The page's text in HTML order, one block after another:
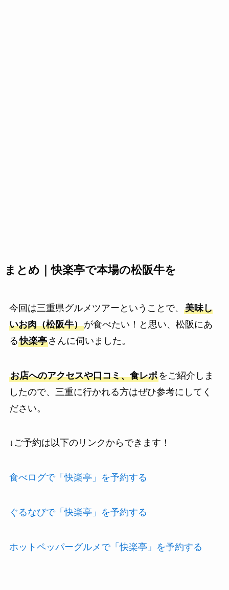
まとめ｜快楽亭で本場の松阪牛を
今回は三重県グルメツアーということで、 美味し
いお肉（松阪牛）が食べたい！と思い、松阪にあ
る快楽亭さんに伺いました。
お店へのアクセスや口コミ、食レポをご紹介しま
したので、三重に行かれる方はぜひ参考にしてく
ださい。
↓ご予約は以下のリンクからできます！
食べログで「快楽亭」を予約する
ぐるなびで「快楽亭」を予約する
ホットペッパーグルメで「快楽亭」を予約する